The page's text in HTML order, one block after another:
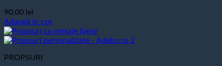
90,00 lei
Adaugă în coș
PROPSURI